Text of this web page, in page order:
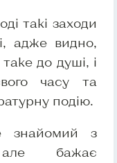
такі заходи
адже видно,
до душі, і
часу та
подію.
з
але бажає